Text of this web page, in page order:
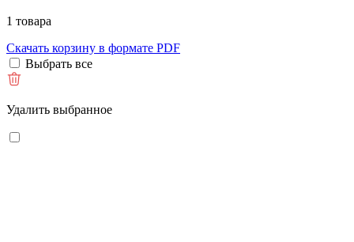
1 товара
Скачать корзину в формате PDF
Выбрать все
Удалить выбранное